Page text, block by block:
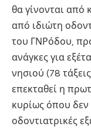
θα γίνονται από
από ιδιώτη
του ΓΝΡόδου,
ανάγκες για
νησιού (78
επεκταθεί η
κυρίως όπου
οδοντιατρικές